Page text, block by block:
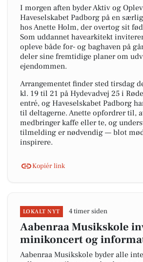
I morgen aften byder Aktiv og
Haveselskabet Padborg på en
hos Anette Holm, der overtog sit
Som uddannet havearkitekt
opleve både for- og baghaven på
deler sine fremtidige planer om
ejendommen.
Arrangementet finder sted tirsdag
kl. 19 til 21 på Hydevadvej 25 i
entré, og Haveselskabet Padborg
til deltagerne. Anette opfordrer til,
medbringer kaffe eller te, og
tilmelding er nødvendig — blot
inspirere.
Kopiér link
LOKALT NYT 4 timer siden
Aabenraa Musikskole
minikoncert og
Aabenraa Musikskole byder alle